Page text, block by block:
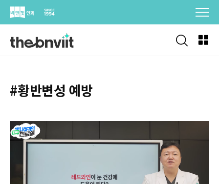
Skip
#황반변성 예방